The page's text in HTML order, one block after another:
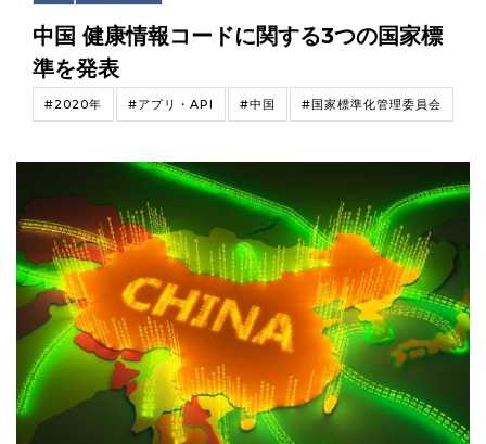
中国 健康情報コードに関する3つの国家標
準を発表
#2020年 #アプリ・API #中国 #国家標準化管理委員会